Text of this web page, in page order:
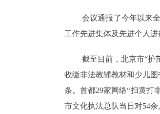
会议通报了今年以来
工作先进集体及先进个人进
截至目前，北京市“护
收缴非法教辅教材和少儿
条。首都29家网络“扫黄打
市文化执法总队当日对54